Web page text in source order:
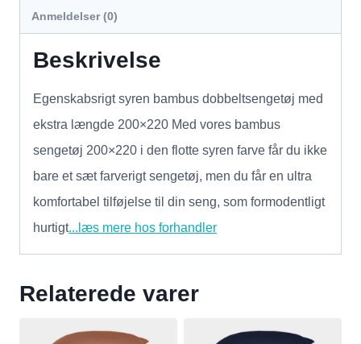
Anmeldelser (0)
Beskrivelse
Egenskabsrigt syren bambus dobbeltsengetøj med
ekstra længde 200×220 Med vores bambus
sengetøj 200×220 i den flotte syren farve får du ikke
bare et sæt farverigt sengetøj, men du får en ultra
komfortabel tilføjelse til din seng, som formodentligt
hurtigt...læs mere hos forhandler
Relaterede varer